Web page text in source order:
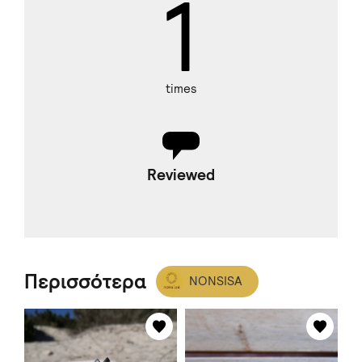
1
times
Reviewed
Περισσότερα NONSISA